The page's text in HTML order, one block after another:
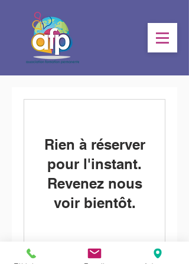
Rien à réserver
pour l'instant.
Revenez nous
voir bientôt.